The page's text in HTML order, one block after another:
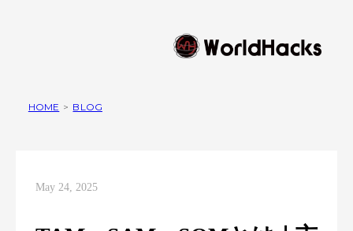
HOME > BLOG
May 24, 2025